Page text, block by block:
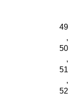
49
,
50
,
51
,
52